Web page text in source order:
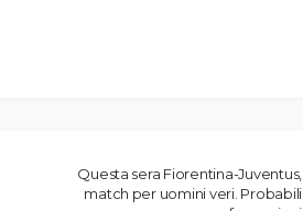
Questa sera Fiorentina-Juventus,
match per uomini veri. Probabili